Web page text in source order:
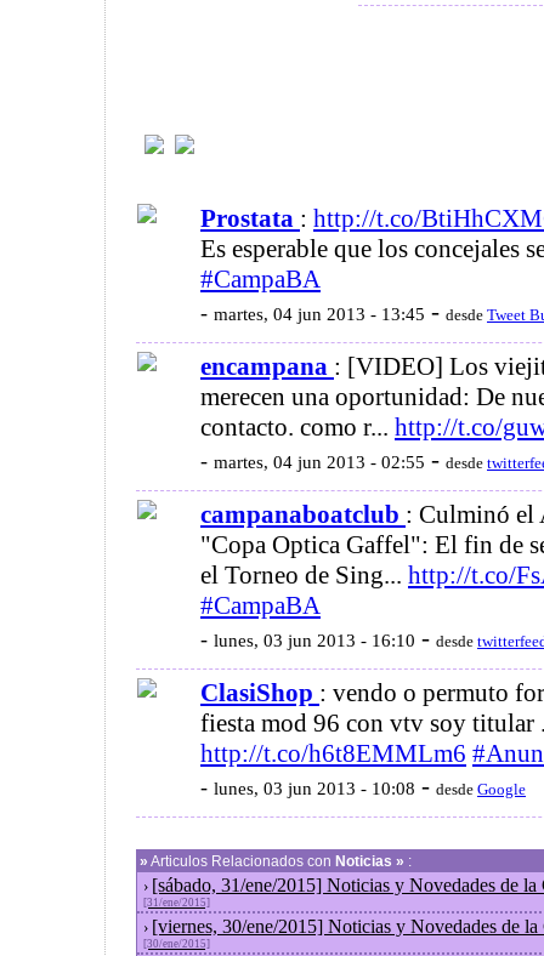
Prostata : http://t.co/
Es esperable que los concejales
#CampaBA
- martes, 04 jun 2013 - 13:45 - desde Tweet
encampana : [VIDEO] Los
merecen una oportunidad: De
contacto. como r... http://t.co/
- martes, 04 jun 2013 - 02:55 - desde
campanaboatclub : Culminó el
"Copa Optica Gaffel": El fin de
el Torneo de Sing... http://t.co/
#CampaBA
- lunes, 03 jun 2013 - 16:10 - desde
ClasiShop : vendo o permuto
fiesta mod 96 con vtv soy
http://t.co/h6t8EMMLm6
- lunes, 03 jun 2013 - 10:08 - desde Google
» Articulos Relacionados con Noticias » :
› [sábado, 31/ene/2015] Noticias y Novedades de la
[31/ene/2015]
› [viernes, 30/ene/2015] Noticias y Novedades de
[30/ene/2015]